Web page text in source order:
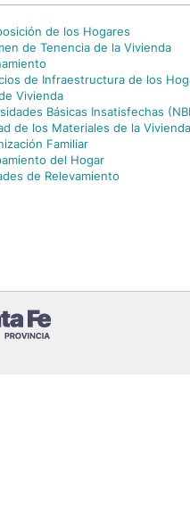
de los Hogares
de Tenencia de la Vivienda
de Infraestructura de los
Vivienda
Básicas Insatisfechas
de los Materiales de la Vivienda
Familiar
del Hogar
de Relevamiento